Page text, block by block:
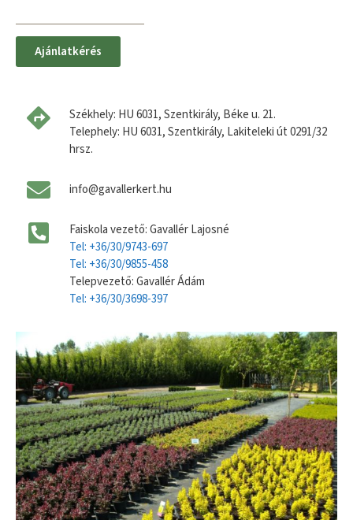
Ajánlatkérés
Székhely: HU 6031, Szentkirály, Béke u. 21.
Telephely: HU 6031, Szentkirály, Lakiteleki út 0291/32
hrsz.
info@gavallerkert.hu
Faiskola vezető: Gavallér Lajosné
Tel: +36/30/9743-697
Tel: +36/30/9855-458
Telepvezető: Gavallér Ádám
Tel: +36/30/3698-397